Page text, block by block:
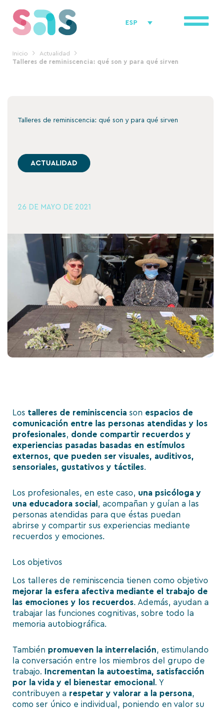
contenido
ESP
Inicio
Actualidad
Talleres de reminiscencia: qué son y para qué sirven
Talleres de reminiscencia: qué son y para qué sirven
ACTUALIDAD
26 DE MAYO DE 2021
Los talleres de reminiscencia son espacios de
comunicación entre las personas atendidas y los
profesionales, donde compartir recuerdos y
experiencias pasadas basadas en estímulos
externos, que pueden ser visuales, auditivos,
sensoriales, gustativos y táctiles.
Los profesionales, en este caso, una psicóloga y
una educadora social , acompañan y guían a las
personas atendidas para que éstas puedan
abrirse y compartir sus experiencias mediante
recuerdos y emociones.
Los objetivos
Los talleres de reminiscencia tienen como objetivo
mejorar la esfera afectiva mediante el trabajo de
las emociones y los recuerdos. Además, ayudan a
trabajar las funciones cognitivas, sobre todo la
memoria autobiográfica.
También promueven la interrelación, estimulando
la conversación entre los miembros del grupo de
trabajo.
Incrementan la autoestima, satisfacción
por la vida y el bienestar emocional . Y
contribuyen a respetar y valorar a la persona,
como ser único e individual, poniendo en valor su